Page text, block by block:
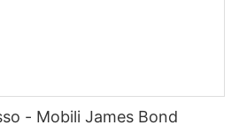
- Mobili James Bond